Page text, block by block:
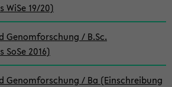
WiSe 19/20)
/ B.Sc.
SoSe 2016)
Genomforschung / Ba (Einschreibung